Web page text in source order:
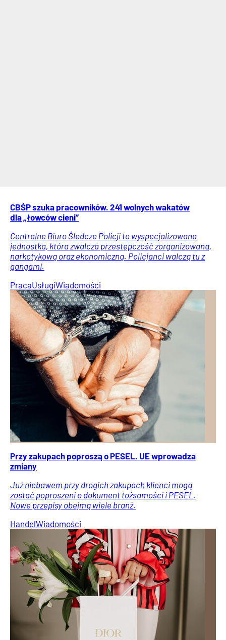
CBŚP szuka pracowników. 241 wolnych wakatów
dla „łowców cieni”
Centralne Biuro Śledcze Policji to wyspecjalizowana
jednostka, która zwalcza przestępczość zorganizowaną,
narkotykową oraz ekonomiczną. Policjanci walczą tu z
gangami.
PracaUsługiWiadomości
Przy zakupach poproszą o PESEL. UE wprowadza
zmiany
Już niebawem przy drogich zakupach klienci mogą
zostać poproszeni o dokument tożsamości i PESEL.
Nowe przepisy obejmą wiele branż.
HandelWiadomości